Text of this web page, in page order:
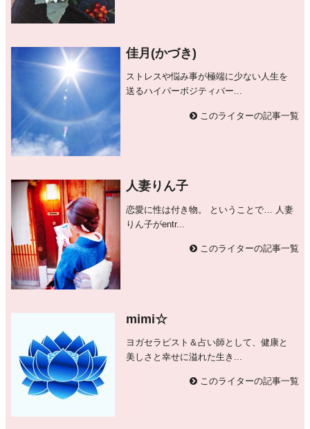
佳月(かづき)
ストレスや悩み事が極端に少ない人生を
送るハイパーボジティバー...
このライターの記事一覧
人妻りん子
恋愛に性は付き物。 ということで… 人妻
りん子がentr...
このライターの記事一覧
mimi☆
ヨガセラピスト＆占い師として、健康と
美しさと幸せに溢れた生き...
このライターの記事一覧